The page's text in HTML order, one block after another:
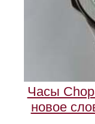
Часы
новое